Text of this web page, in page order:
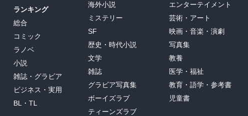
ランキング
総合
コミック
ラノベ
小説
雑誌・グラビア
ビジネス・実用
BL・TL
海外小説
ミステリー
SF
歴史・時代小説
文学
雑誌
グラビア写真集
ボーイズラブ
ティーンズラブ
エンターテイメント
芸術・アート
映画・音楽・演劇
写真集
教養
医学・福祉
教育・語学・参考書
児童書